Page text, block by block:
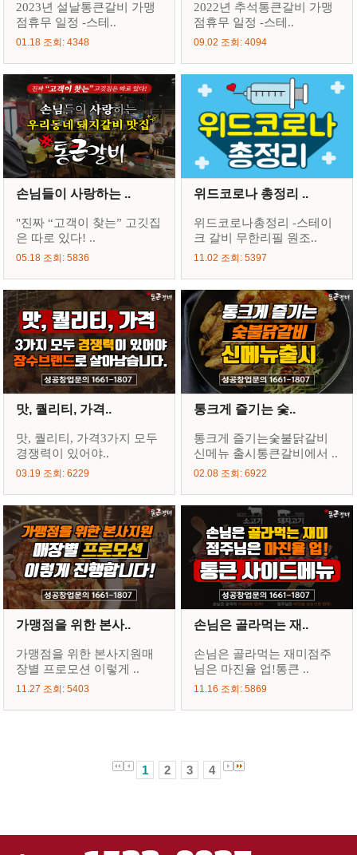
2023년 설날통큰갈비 가맹
점휴무 일정 -스테..
01.18 조회: 4348
2022년 추석통큰갈비 가맹
점휴무 일정 -스테..
09.02 조회: 4094
손님들이 사랑하는 ..
"진짜 “고객이 찾는” 고깃집
은 따로 있다! ..
05.18 조회: 5836
위드코로나 총정리 ..
위드코로나총정리 -스테이
크 갈비 무한리필 원조..
11.02 조회: 5397
맛, 퀄리티, 가격..
맛, 퀄리티, 가격3가지 모두
경쟁력이 있어야..
03.19 조회: 6229
통크게 즐기는 숯..
통크게 즐기는숯불닭갈비
신메뉴 출시통큰갈비에서 ..
02.08 조회: 6922
가맹점을 위한 본사..
가맹점을 위한 본사지원매
장별 프로모션 이렇게 ..
11.27 조회: 5403
손님은 골라먹는 재..
손님은 골라먹는 재미점주
님은 마진율 업!통큰 ..
11.16 조회: 5869
1 2 3 4